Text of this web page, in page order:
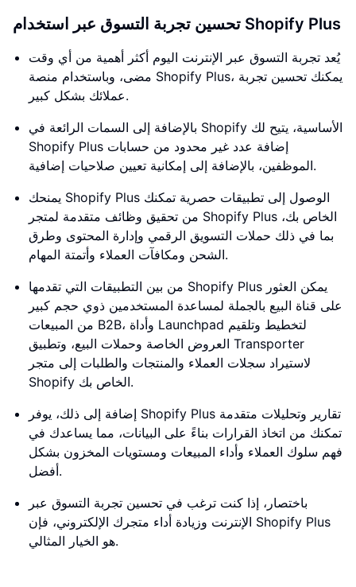
تحسين تجربة التسوق عبر استخدام Shopify Plus
يُعد تجربة التسوق عبر الإنترنت اليوم أكثر أهمية من أي وقت
مضى، وباستخدام منصة Shopify Plus، يمكنك تحسين تجربة
عملائك بشكل كبير.
بالإضافة إلى السمات الرائعة في Shopify الأساسية، يتيح لك
Shopify Plus إضافة عدد غير محدود من حسابات
الموظفين، بالإضافة إلى إمكانية تعيين صلاحيات إضافية.
يمنحك Shopify Plus الوصول إلى تطبيقات حصرية تمكنك
من تحقيق وظائف متقدمة لمتجر Shopify Plus الخاص بك،
بما في ذلك حملات التسويق الرقمي وإدارة المحتوى وطرق
الشحن ومكافآت العملاء وأتمتة المهام.
من بين التطبيقات التي تقدمها Shopify Plus يمكن العثور
على قناة البيع بالجملة لمساعدة المستخدمين ذوي حجم كبير
من المبيعات B2B، وأداة Launchpad لتخطيط وتلقيم
العروض الخاصة وحملات البيع، وتطبيق Transporter
لاستيراد سجلات العملاء والمنتجات والطلبات إلى متجر
Shopify الخاص بك.
إضافة إلى ذلك، يوفر Shopify Plus تقارير وتحليلات متقدمة
تمكنك من اتخاذ القرارات بناءً على البيانات، مما يساعدك في
فهم سلوك العملاء وأداء المبيعات ومستويات المخزون بشكل
أفضل.
باختصار، إذا كنت ترغب في تحسين تجربة التسوق عبر
الإنترنت وزيادة أداء متجرك الإلكتروني، فإن Shopify Plus
هو الخيار المثالي.